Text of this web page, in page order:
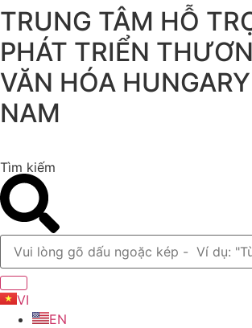
Chuyển
đến
nội
dung
TRUNG TÂM HỖ
PHÁT TRIỂN
VĂN HÓA
NAM
Tìm kiếm
VI
EN